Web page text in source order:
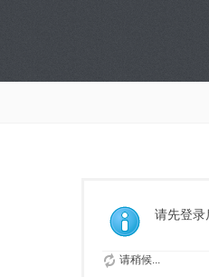
请先登录
请稍候...